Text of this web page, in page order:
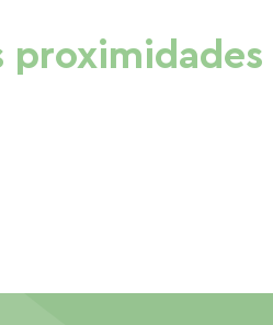
proximidades